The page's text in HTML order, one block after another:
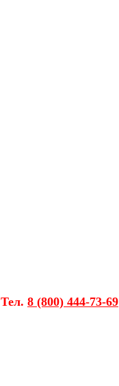
Тел. 8 (800) 444-73-69